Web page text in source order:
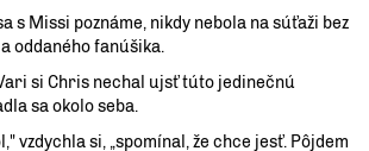
s Missi poznáme, nikdy nebola na súťaži bez
oddaného fanúšika.
si Chris nechal ujsť túto jedinečnú
sa okolo seba.
vzdychla si, „spomínal, že chce jesť. Pôjdem